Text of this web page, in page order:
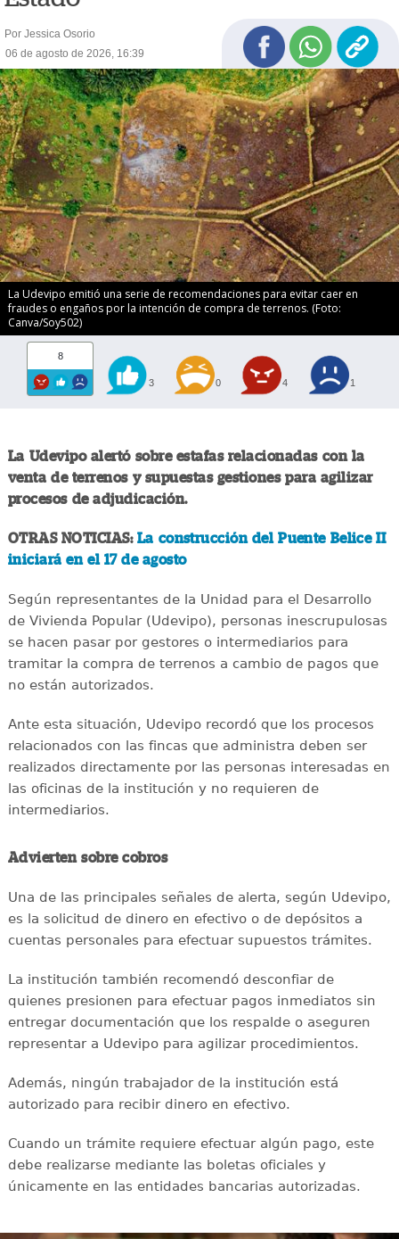
Por Jessica Osorio
06 de agosto de 2026, 16:39
La Udevipo emitió una serie de recomendaciones para evitar caer en
fraudes o engaños por la intención de compra de terrenos. (Foto:
Canva/Soy502)
8
3 0 4 1
La Udevipo alertó sobre estafas relacionadas con la
venta de terrenos y supuestas gestiones para agilizar
procesos de adjudicación.
OTRAS NOTICIAS: La construcción del Puente Belice II
iniciará en el 17 de agosto
Según representantes de la Unidad para el Desarrollo
de Vivienda Popular (Udevipo), personas inescrupulosas
se hacen pasar por gestores o intermediarios para
tramitar la compra de terrenos a cambio de pagos que
no están autorizados.
Ante esta situación, Udevipo recordó que los procesos
relacionados con las fincas que administra deben ser
realizados directamente por las personas interesadas en
las oficinas de la institución y no requieren de
intermediarios.
Advierten sobre cobros
Una de las principales señales de alerta, según Udevipo,
es la solicitud de dinero en efectivo o de depósitos a
cuentas personales para efectuar supuestos trámites.
La institución también recomendó desconfiar de
quienes presionen para efectuar pagos inmediatos sin
entregar documentación que los respalde o aseguren
representar a Udevipo para agilizar procedimientos.
Además, ningún trabajador de la institución está
autorizado para recibir dinero en efectivo.
Cuando un trámite requiere efectuar algún pago, este
debe realizarse mediante las boletas oficiales y
únicamente en las entidades bancarias autorizadas.